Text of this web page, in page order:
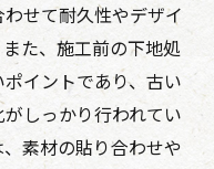
せて耐久性やデザイ
た、施工前の下地処
イントであり、古い
しっかり行われてい
素材の貼り合わせや